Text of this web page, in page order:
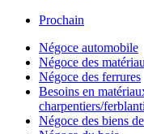
Prochain
Négoce automobile
Négoce des
Négoce des ferrures
Besoins en
charpentiers/
Négoce des biens